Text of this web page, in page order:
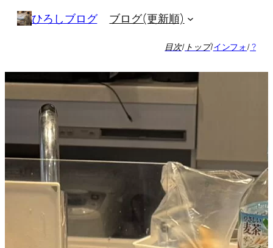
キ
ッ
プ
ひろしブログ ブログ(更新順)
目次/ トップ/インフォ/?